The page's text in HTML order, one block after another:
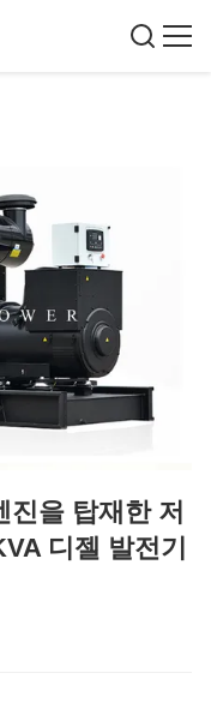
을 탑재한 저
디젤 발전기